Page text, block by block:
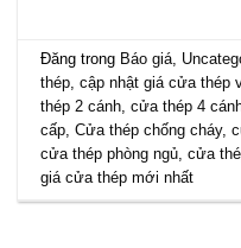
Đăng trong Báo giá,
thép,cập nhật giá cửa thép
thép 2 cánh,cửa thép 4
cấp,Cửa thép chống cháy,
cửa thép phòng ngủ,cửa
giá cửa thép mới nhất